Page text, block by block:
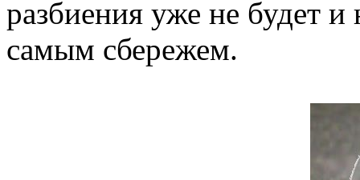
разбиения уже не будет
самым сбережем.